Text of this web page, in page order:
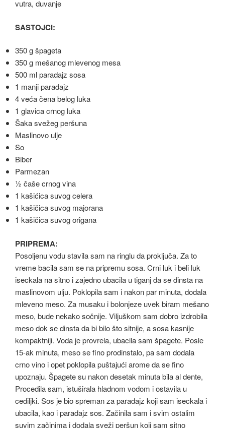
SASTOJCI:
350 g špageta
350 g mešanog mlevenog mesa
500 ml paradajz sosa
1 manji paradajz
4 veća čena belog luka
1 glavica crnog luka
Šaka svežeg peršuna
Maslinovo ulje
So
Biber
Parmezan
½ čaše crnog vina
1 kašićica suvog celera
1 kašičica suvog majorana
1 kašičica suvog origana
PRIPREMA:
Posoljenu vodu stavila sam na ringlu da proključa. Za to
vreme bacila sam se na pripremu sosa. Crni luk i beli luk
iseckala na sitno i zajedno ubacila u tiganj da se dinsta na
maslinovom ulju. Poklopila sam i nakon par minuta, dodala
mleveno meso. Za musaku i bolonjeze uvek biram mešano
meso, bude nekako sočnije. Viljuškom sam dobro izdrobila
meso dok se dinsta da bi bilo što sitnije, a sosa kasnije
kompaktniji. Voda je provrela, ubacila sam špagete. Posle
15-ak minuta, meso se fino prodinstalo, pa sam dodala
crno vino i opet poklopila puštajući arome da se fino
upoznaju. Špagete su nakon desetak minuta bila al dente,
Procedila sam, istuširala hladnom vodom i ostavila u
cediljki. Sos je bio spreman za paradajz koji sam iseckala i
ubacila, kao i paradajz sos. Začinila sam i svim ostalim
suvim začinima i dodala sveži peršun koji sam sitno